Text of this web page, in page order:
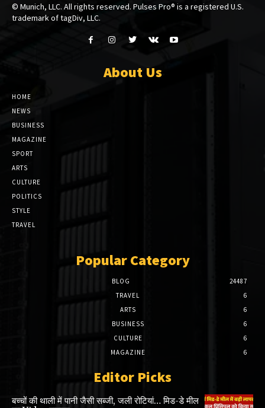
© Munich, LLC. All rights reserved. Pulses Pro® is a registered U.S.
trademark of tagDiv, LLC.
About Us
HOME
NEWS
BUSINESS
MAGAZINE
SPORT
ARTS
CULTURE
POLITICS
STYLE
TRAVEL
Popular Category
BLOG
24487
TRAVEL
6
ARTS
6
BUSINESS
6
CULTURE
6
MAGAZINE
6
Editor Picks
बच्चों की थाली में पानी जैसी सब्जी, जली रोटियां… मिड-डे मील